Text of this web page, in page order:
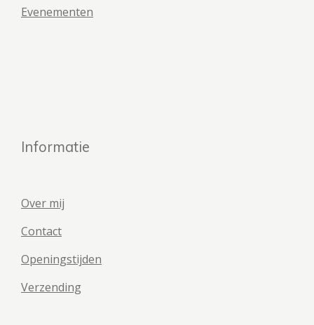
Evenementen
Informatie
Over mij
Contact
Openingstijden
Verzending